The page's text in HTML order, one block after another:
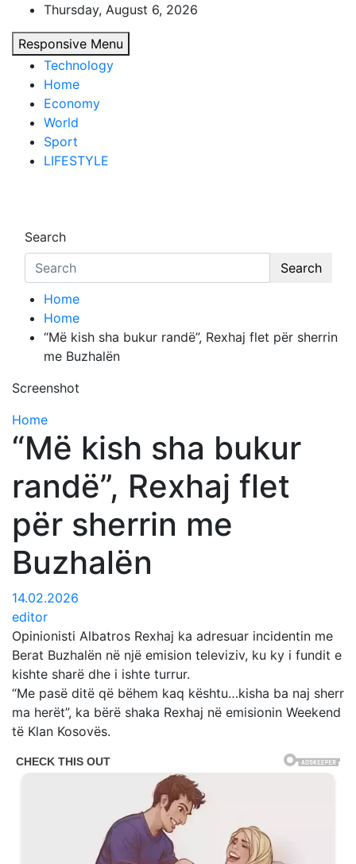
content
Thursday, August 6, 2026
Responsive Menu
Technology
Home
Economy
World
Sport
LIFESTYLE
Search
Search
Home
Home
“Më kish sha bukur randë”, Rexhaj flet për sherrin
me Buzhalën
Screenshot
Home
“Më kish sha bukur
randë”, Rexhaj flet
për sherrin me
Buzhalën
14.02.2026
editor
Opinionisti Albatros Rexhaj ka adresuar incidentin me
Berat Buzhalën në një emision televiziv, ku ky i fundit e
kishte sharë dhe i ishte turrur.
“Me pasë ditë që bëhem kaq kështu…kisha ba naj sherr
ma herët”, ka bërë shaka Rexhaj në emisionin Weekend
të Klan Kosovës.